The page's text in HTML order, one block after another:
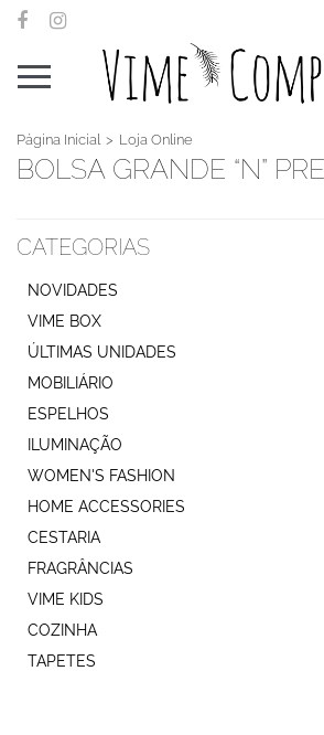
Página Inicial Loja Online
BOLSA GRANDE “N”
CATEGORIAS
NOVIDADES
VIME BOX
ÚLTIMAS UNIDADES
MOBILIÁRIO
ESPELHOS
ILUMINAÇÃO
WOMEN'S FASHION
HOME ACCESSORIES
CESTARIA
FRAGRÂNCIAS
VIME KIDS
COZINHA
TAPETES